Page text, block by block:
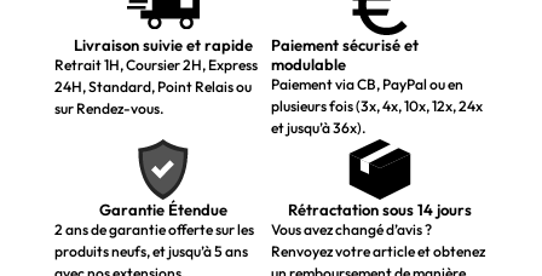
Livraison suivie et rapide
Retrait 1H, Coursier 2H, Express
24H, Standard, Point Relais ou
sur Rendez-vous.
Paiement sécurisé et
modulable
Paiement via CB, PayPal ou en
plusieurs fois (3x, 4x, 10x, 12x, 24x
et jusqu’à 36x).
Garantie Étendue
2 ans de garantie offerte sur les
produits neufs, et jusqu’à 5 ans
Rétractation sous 14 jours
Vous avez changé d’avis ?
Renvoyez votre article et obtenez